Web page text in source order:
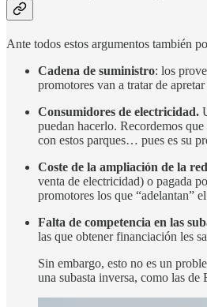
Ante todos estos argumentos también
Cadena de suministro: los
promotores van a tratar de
Consumidores de electricidad.
puedan hacerlo. Recordemos
con estos parques… pues es su
Coste de la ampliación de la
venta de electricidad) o pagada
promotores los que “adelantan”
Falta de competencia en las
las que obtener financiación les
Sin embargo, esto no es un
una subasta inversa, como las